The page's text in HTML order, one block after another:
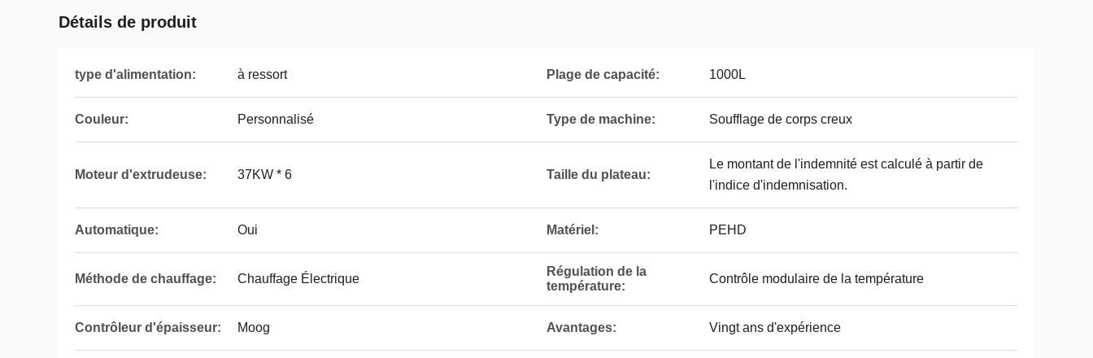
Détails de produit
type d'alimentation: à ressort Plage de capacité: 1000L
Couleur: Personnalisé Type de machine: Soufflage de corps creux
Moteur d'extrudeuse: 37KW * 6 Taille du plateau:
Le montant de l'indemnité est calculé à partir de
l'indice d'indemnisation.
Automatique: Oui Matériel: PEHD
Méthode de chauffage: Chauffage Électrique
Régulation de la
température:
Contrôle modulaire de la température
Contrôleur d'épaisseur: Moog Avantages: Vingt ans d'expérience